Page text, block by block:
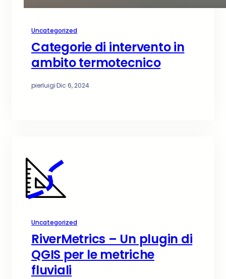
Uncategorized
Categorie di intervento in
ambito termotecnico
pierluigi·Dic 6, 2024
Uncategorized
RiverMetrics – Un plugin di
QGIS per le metriche
fluviali